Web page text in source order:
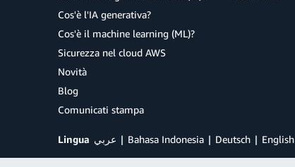
Cos'è l'IA generativa?
Cos'è il machine learning (ML)?
Sicurezza nel cloud AWS
Novità
Blog
Comunicati stampa
Lingua عربي Bahasa Indonesia Deutsch English